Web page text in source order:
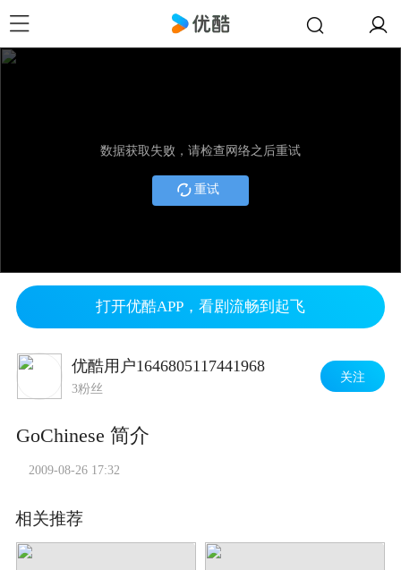
数据获取失败，请检查网络之后重试
重试
打开优酷APP，看剧流畅到起飞
优酷用户1646805117441968
3粉丝
关注
GoChinese 简介
2009-08-26 17:32
相关推荐